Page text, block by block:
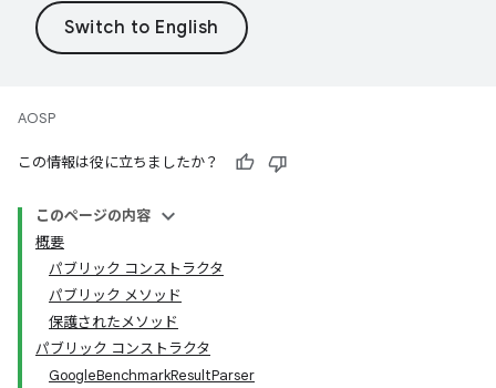
AOSP
この情報は役に立ちましたか？
このページの内容
概要
パブリック コンストラクタ
パブリック メソッド
保護されたメソッド
パブリック コンストラクタ
GoogleBenchmarkResultParser